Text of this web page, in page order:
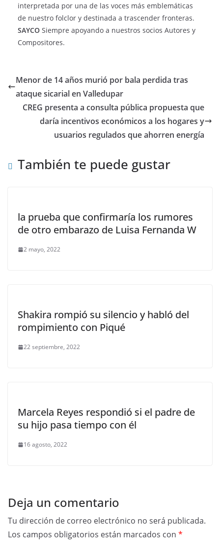
interpretada por una de las voces más emblemáticas
de nuestro folclor y destinada a trascender fronteras.
SAYCO Siempre apoyando a nuestros socios Autores y
Compositores.
Menor de 14 años murió por bala perdida tras
ataque sicarial en Valledupar
CREG presenta a consulta pública propuesta que
daría incentivos económicos a los hogares y
usuarios regulados que ahorren energía
También te puede gustar
la prueba que confirmaría los rumores
de otro embarazo de Luisa Fernanda W
2 mayo, 2022
Shakira rompió su silencio y habló del
rompimiento con Piqué
22 septiembre, 2022
Marcela Reyes respondió si el padre de
su hijo pasa tiempo con él
16 agosto, 2022
Deja un comentario
Tu dirección de correo electrónico no será publicada.
Los campos obligatorios están marcados con *